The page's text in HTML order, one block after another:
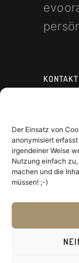
Der Einsatz von
anonymisiert
irgendeiner Weise
Nutzung einfach
machen und die
müssen! ;-)
KONTAKT
email: